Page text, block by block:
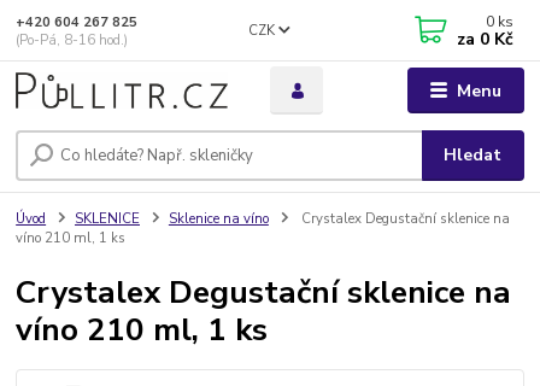
Menu
CZK
Hledat
+420 604 267 825
(Po-Pá, 8-16 hod.)
0 ks
za 0 Kč
Úvod SKLENICE Sklenice na víno
Crystalex Degustační sklenice na
víno 210 ml, 1 ks
Crystalex Degustační sklenice na
víno 210 ml, 1 ks